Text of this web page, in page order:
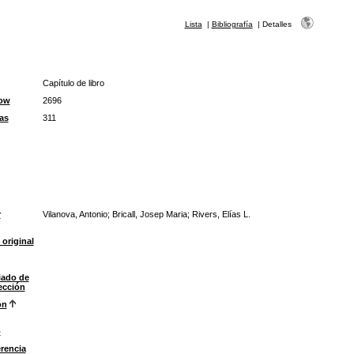
Lista | Bibliografía | Detalles
Capítulo de libro
2696
311
Vilanova, Antonio; Bricall, Josep Maria; Rivers, Elías L.
original
de